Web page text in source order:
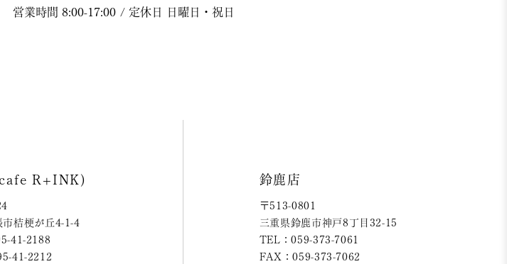
営業時間 8:00-17:00 / 定休日 日曜日・祝日
R+INK)
市桔梗が丘4-1-4
41-2188
41-2212
鈴鹿店
〒513-0801
三重県鈴鹿市神戸8丁目32-15
TEL：059-373-7061
FAX：059-373-7062